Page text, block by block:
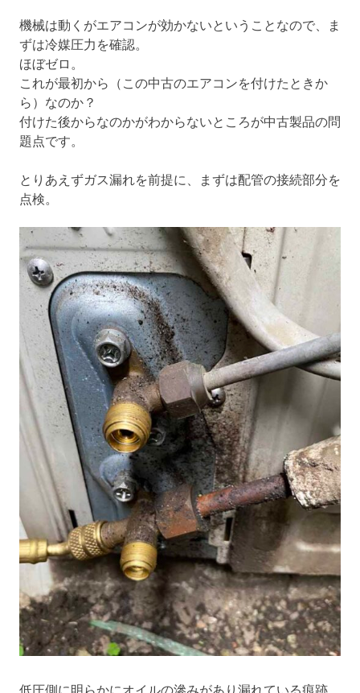
機械は動くがエアコンが効かないということなので、ま
ずは冷媒圧力を確認。
ほぼゼロ。
これが最初から（この中古のエアコンを付けたときか
ら）なのか？
付けた後からなのかがわからないところが中古製品の問
題点です。
とりあえずガス漏れを前提に、まずは配管の接続部分を
点検。
低圧側に明らかにオイルの滲みがあり漏れている痕跡